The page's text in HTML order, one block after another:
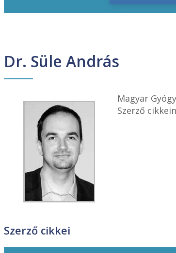
Dr. Süle András
Magyar
Szerző
Szerző cikkei